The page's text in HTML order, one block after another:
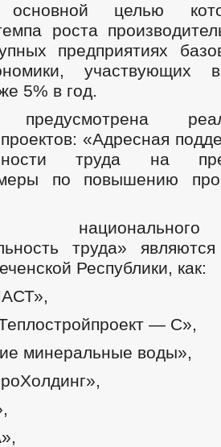
целью
роста
предприятиях
участвующих
5% в год.
предусмотрена
«Адресная
труда на
по повышению
труда»
Республики, как:
— С»,
минеральные воды»,